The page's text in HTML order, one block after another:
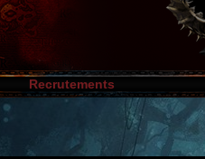
Recrutements